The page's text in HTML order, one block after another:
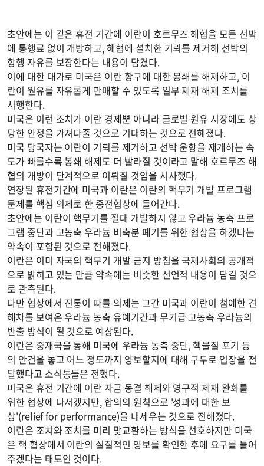
초안에는 이 같은 휴전 기간에 이란이 호르무즈 해협을 모든 선박
에 통행료 없이 개방하고, 해협에 설치한 기뢰를 제거해 선박의
항행 자유를 보장한다는 내용이 담겼다.
이에 대한 대가로 미국은 이란 항구에 대한 봉쇄를 해제하고, 이
란이 원유를 자유롭게 판매할 수 있도록 일부 제재 해제 조치를
시행한다.
미국은 이런 조치가 이란 경제뿐 아니라 글로벌 원유 시장에도 상
당한 안정을 가져다줄 것으로 기대하는 것으로 전해졌다.
미국 당국자는 이란이 기뢰를 제거하고 선박 운항을 재개하는 속
도가 빠를수록 봉쇄 해제도 더 빨라질 것이라고 말해 호르무즈 해
협의 개방이 단계적으로 이뤄질 것임을 시사했다.
연장된 휴전기간에 미국과 이란은 이란의 핵무기 개발 프로그램
문제를 핵심 의제로 한 종전협상에 들어간다.
초안에는 이란이 핵무기를 절대 개발하지 않고 우라늄 농축 프로
그램 중단과 고농축 우라늄 비축분 폐기를 위한 협상을 하겠다는
약속이 포함된 것으로 전해졌다.
이란은 이미 자국의 핵무기 개발 금지 방침을 국제사회의 공개적
으로 밝히고 있는 만큼 약속에는 비슷한 선언적 내용이 담길 것으
로 관측된다.
다만 협상에서 진통이 따를 의제는 그간 미국과 이란이 첨예한 견
해차를 보여온 우라늄 농축 유예기간과 무기급 고농축 우라늄의
반출 방식이 될 것으로 예상된다.
이란은 중재국을 통해 미국에 우라늄 농축 중단, 핵물질 포기 등
의 안건을 놓고 어느 정도까지 양보할지에 대해 구두로 입장을 전
달했다고 소식통들은 전했다.
미국은 휴전 기간에 이란 자금 동결 해제와 영구적 제재 완화를
위한 협상에 나서겠지만, 합의의 원칙으로 '성과에 대한 보
상'(relief for performance)을 내세우는 것으로 전해졌다.
이란은 조치와 조치를 미리 맞교환하는 방식을 선호하지만 미국
은 핵 협상에서 이란의 실질적인 양보를 확인한 후에 요구를 들어
주겠다는 태도인 것이다.